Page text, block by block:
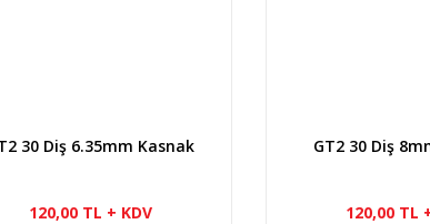
30 Diş 6.35mm Kasnak
120,00 TL + KDV
GT2 30 Diş
120,00 TL